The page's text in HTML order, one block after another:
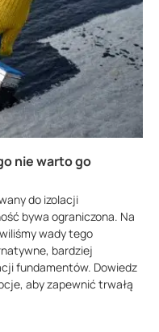
nie warto go
do izolacji
bywa ograniczona. Na
wady tego
bardziej
fundamentów. Dowiedz
aby zapewnić trwałą